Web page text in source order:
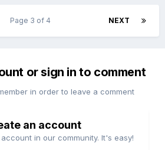
NEXT
Page 3 of 4
or sign in to comment
in order to leave a comment
an account
in our community. It's easy!